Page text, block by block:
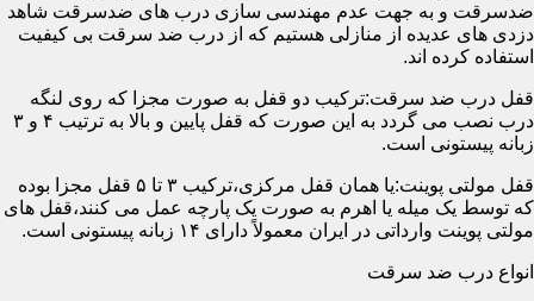
ضدسرقت و به جهت عدم مهندسی سازی درب های ضدسرقت شاهد
دزدی های عدیده از منازلی هستیم که از درب ضد سرقت بی کیفیت
استفاده کرده اند.
قفل درب ضد سرقت:ترکیب دو قفل به صورت مجزا که روی لنگه
درب نصب می گردد به این صورت که قفل پایین و بالا به ترتیب ۴ و ۳
زبانه پیستونی است.
قفل مولتی پوینت:یا همان قفل مرکزی،ترکیب ۳ تا ۵ قفل مجزا بوده
که توسط یک میله یا اهرم به صورت یک پارچه عمل می کنند،قفل های
مولتی پوینت وارداتی در ایران معمولاً دارای ۱۴ زبانه پیستونی است.
انواع درب ضد سرقت